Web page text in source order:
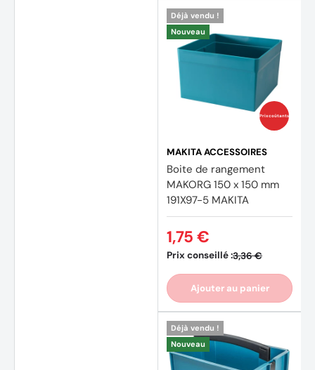
Prix coûtants
Déjà vendu !
Nouveau
MAKITA ACCESSOIRES
Boite de rangement
MAKORG 150 x 150 mm
191X97-5 MAKITA
Prix conseillé :3,36 €
1,75 €
Ajouter au panier
Déjà vendu !
Nouveau